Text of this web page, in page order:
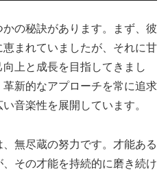
の秘訣があります。まず、彼
まれていましたが、それに甘
上と成長を目指してきまし
新的なアプローチを常に追求
音楽性を展開しています。
無尽蔵の努力です。才能ある
その才能を持続的に磨き続け